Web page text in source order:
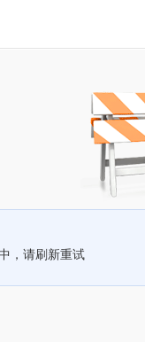
，请刷新重试